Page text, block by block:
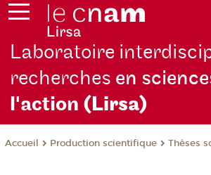
Laboratoire
recherches en
l'action (Lirsa)
Accueil Production scientifique Thèses